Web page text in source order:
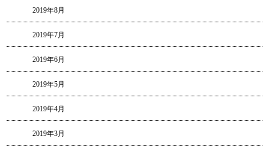
2019年8月
2019年7月
2019年6月
2019年5月
2019年4月
2019年3月